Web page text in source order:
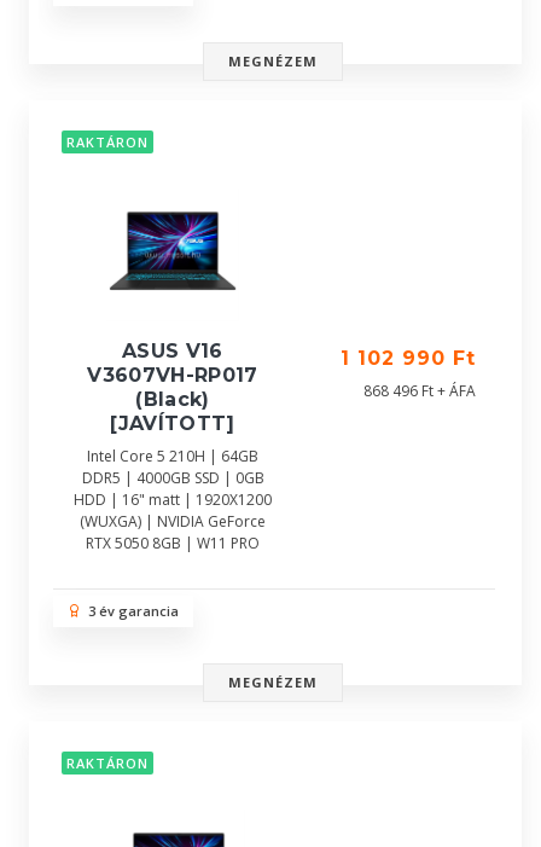
MEGNÉZEM
RAKTÁRON
ASUS V16
V3607VH-RP017
(Black)
[JAVÍTOTT]
Intel Core 5 210H | 64GB
DDR5 | 4000GB SSD | 0GB
HDD | 16" matt | 1920X1200
(WUXGA) | NVIDIA GeForce
RTX 5050 8GB | W11 PRO
1 102 990 Ft
868 496 Ft + ÁFA
3 év garancia
MEGNÉZEM
RAKTÁRON